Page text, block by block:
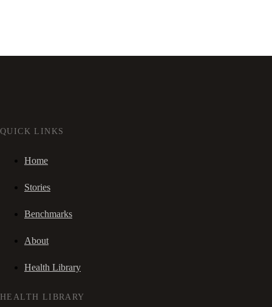
QUICK LINKS
Home
Stories
Benchmarks
About
Health Library
HEALTH LIBRARY